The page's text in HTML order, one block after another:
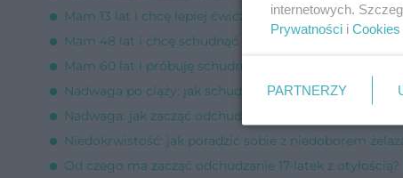
Mam 13 lat i chcę lepiej ćwiczyć: co mogę zrobić?
Mam 48 lat i chcę schudnąć 5 kg - co mogę zrobić?
Mam 60 lat i próbuję schudnąć: co zmienić, by waga
Nadwaga po ciąży: jak schudnąć? [Porada eksperta]
Nadwaga: jak zacząć odchudzanie po operacji
Niedokrwistość: jak poradzić sobie z niedoborem
Od czego ma zacząć odchudzanie 17-latek z
internetowych.
Prywatności i Cookies
PARTNERZY